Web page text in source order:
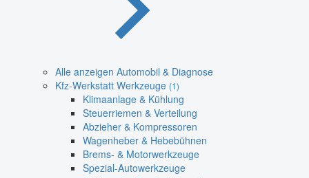
Alle anzeigen Automobil & Diagnose
Kfz-Werkstatt Werkzeuge (1)
Klimaanlage & Kühlung
Steuerriemen & Verteilung
Abzieher & Kompressoren
Wagenheber & Hebebühnen
Brems- & Motorwerkzeuge
Spezial-Autowerkzeuge